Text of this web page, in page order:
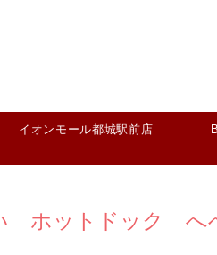
イオンモール都城駅前店
ホットドック へ